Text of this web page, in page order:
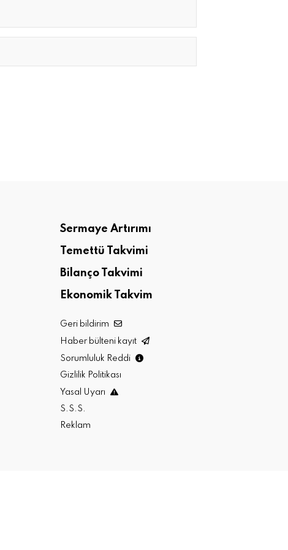
Sermaye Artırımı
Temettü Takvimi
Bilanço Takvimi
Ekonomik Takvim
Geri bildirim
Haber bülteni kayıt
Sorumluluk Reddi
Gizlilik Politikası
Yasal Uyarı
S.S.S.
Reklam